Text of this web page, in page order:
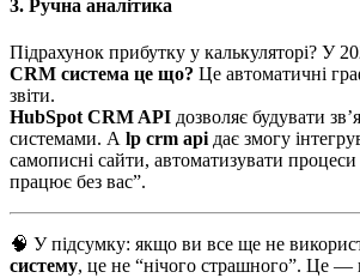
3. Ручна аналітика
Підрахунок прибутку у калькуляторі? У
CRM система це що? Це автоматичні
звіти.
HubSpot CRM API дозволяє будувати
системами. А lp crm api дає змогу
самописні сайти, автоматизувати процеси
працює без вас”.
🧠 У підсумку: якщо ви все ще не
систему, це не “нічого страшного”. Це —